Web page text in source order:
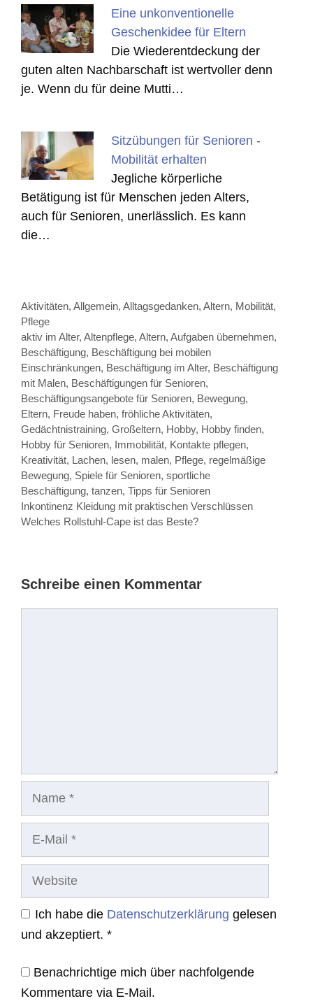
Eine unkonventionelle
Geschenkidee für Eltern
Die Wiederentdeckung der
guten alten Nachbarschaft ist wertvoller denn
je. Wenn du für deine Mutti…
Sitzübungen für Senioren -
Mobilität erhalten
Jegliche körperliche
Betätigung ist für Menschen jeden Alters,
auch für Senioren, unerlässlich. Es kann
die…
Kategorien
Aktivitäten, Allgemein, Alltagsgedanken, Altern, Mobilität,
Pflege
Schlagwörter
aktiv im Alter, Altenpflege, Altern, Aufgaben übernehmen,
Beschäftigung, Beschäftigung bei mobilen
Einschränkungen, Beschäftigung im Alter, Beschäftigung
mit Malen, Beschäftigungen für Senioren,
Beschäftigungsangebote für Senioren, Bewegung,
Eltern, Freude haben, fröhliche Aktivitäten,
Gedächtnistraining, Großeltern, Hobby, Hobby finden,
Hobby für Senioren, Immobilität, Kontakte pflegen,
Kreativität, Lachen, lesen, malen, Pflege, regelmäßige
Bewegung, Spiele für Senioren, sportliche
Beschäftigung, tanzen, Tipps für Senioren
Beitrags-
Navigation
Inkontinenz Kleidung mit praktischen Verschlüssen
Welches Rollstuhl-Cape ist das Beste?
Schreibe einen Kommentar
Website
Ich habe die Datenschutzerklärung gelesen
und akzeptiert. *
Benachrichtige mich über nachfolgende
Kommentare via E-Mail.